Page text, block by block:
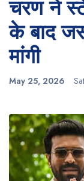
चरण ने
के बाद
मांगी
May 25, 2026